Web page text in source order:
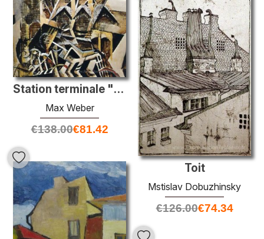
Station terminale "Grand Central"
Max Weber
€138.00€81.42
Toit
Mstislav Dobuzhinsky
€126.00€74.34